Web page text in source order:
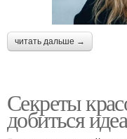
читать дальше →
Секреты
добиться